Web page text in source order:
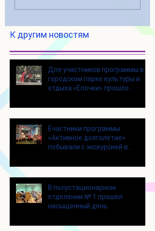
К другим новостям
Для участников программы в
городском парке культуры и
отдыха «Ёлочки» прошло
Eчастники программы
«Активное долголетие»
побывали с экскурсией в
В полустационарном
отделении № 1 прошёл
насыщенный день.